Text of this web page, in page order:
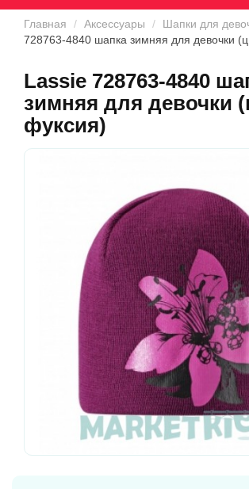
Главная Аксессуары Шапки для
728763-4840 шапка зимняя для девочки
Lassie 728763-4840
зимняя для девочки
фуксия)